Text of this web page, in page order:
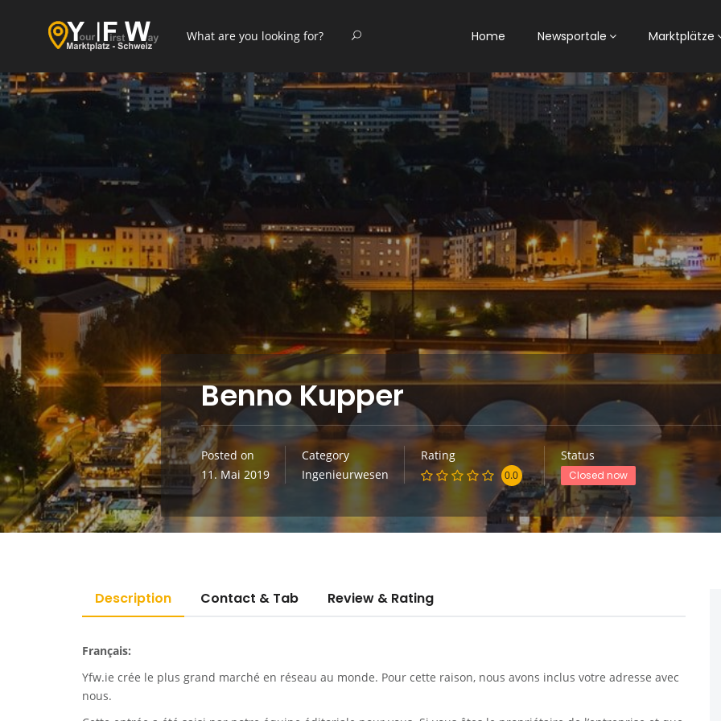
Home Newsportale Marktplätze
Benno Kupper
Posted on
11. Mai 2019
Category
Ingenieurwesen
Rating
0.0
Status
Closed now
Description Contact & Tab Review & Rating
Français:
Yfw.ie crée le plus grand marché en réseau au monde. Pour cette raison, nous avons inclus votre adresse avec
nous.